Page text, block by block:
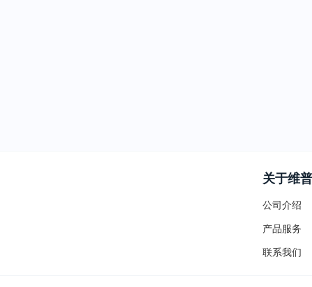
关于维普
公司介绍
产品服务
联系我们